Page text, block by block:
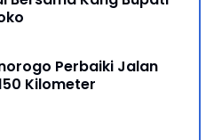
Perbaiki Jalan
Kilometer